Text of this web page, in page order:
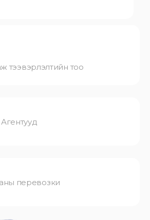
тээвэрлэлтийн тоо
Агентууд
перевозки